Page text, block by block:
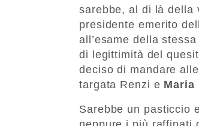
sarebbe, al di là della
presidente emerito
all’esame della
di legittimità del
deciso di mandare
targata Renzi e Maria
Sarebbe un pasticcio